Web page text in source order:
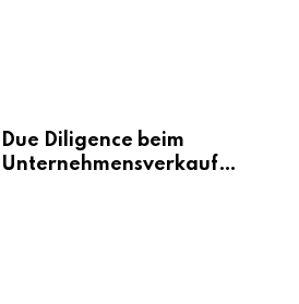
Due Diligence beim
Unternehmensverkauf